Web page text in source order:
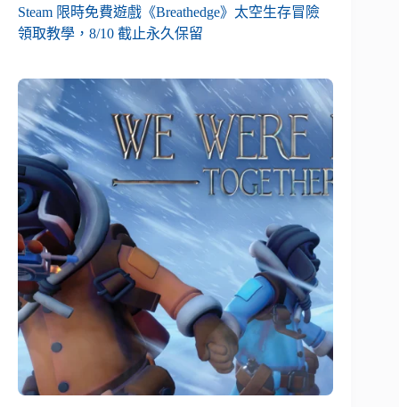
Steam 限時免費遊戲《Breathedge》太空生存冒險
領取教學，8/10 截止永久保留